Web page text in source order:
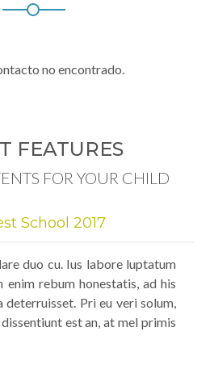
no encontrado.
FEATURES
FOR YOUR CHILD
School 2017
duo cu. Ius labore luptatum
enim rebum honestatis, ad his
deterruisset. Pri eu veri solum,
est an, at mel primis